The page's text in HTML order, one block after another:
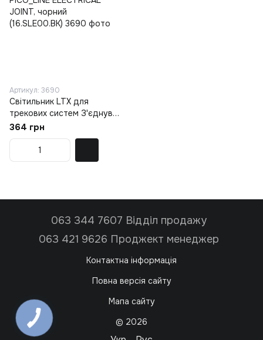
Артикул: 3690
Світильник LTX для
трекових систем З'єднувач
лінійний електричний
PICO_LINE ELECTRICAL
JOINT, чорний
(16.SLE00.BK)
364 грн
063 344 7607 Відділ продажу
063 421 9626 Проджект менеджер
Контактна інформація
Повна версія сайту
Мапа сайту
© 2026